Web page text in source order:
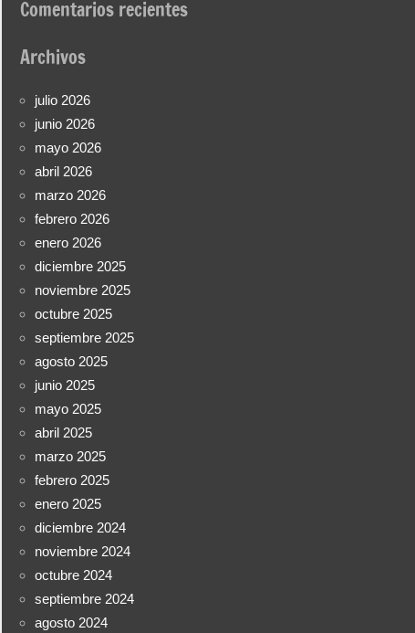
Comentarios recientes
Archivos
julio 2026
junio 2026
mayo 2026
abril 2026
marzo 2026
febrero 2026
enero 2026
diciembre 2025
noviembre 2025
octubre 2025
septiembre 2025
agosto 2025
junio 2025
mayo 2025
abril 2025
marzo 2025
febrero 2025
enero 2025
diciembre 2024
noviembre 2024
octubre 2024
septiembre 2024
agosto 2024